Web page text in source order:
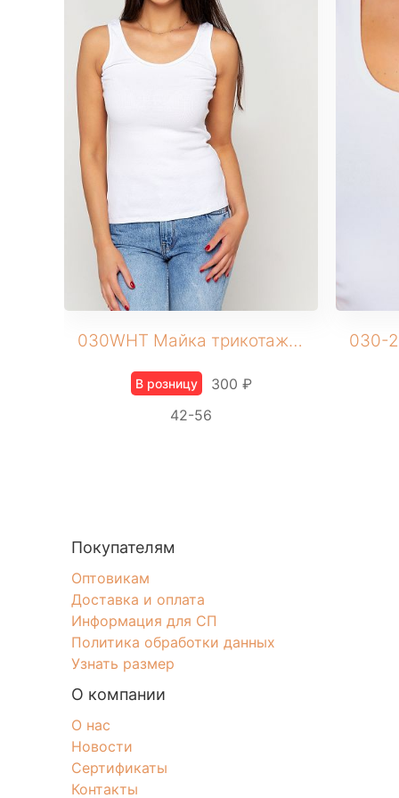
030WHT Майка трикотажная
В розницу
300 ₽
42-56
Покупателям
Оптовикам
Доставка и оплата
Информация для СП
Политика обработки данных
Узнать размер
О компании
О нас
Новости
Сертификаты
Контакты